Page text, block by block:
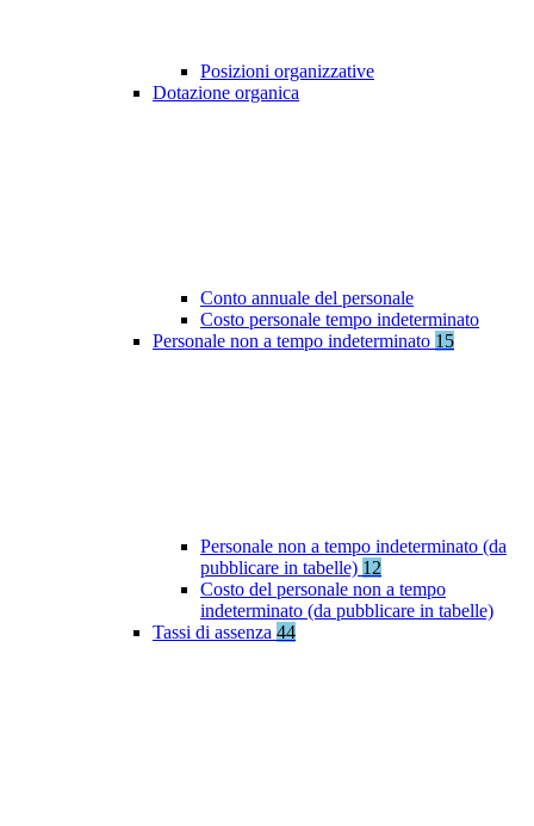
Posizioni organizzative
Dotazione organica
Conto annuale del personale
Costo personale tempo indeterminato
Personale non a tempo indeterminato 15
Personale non a tempo indeterminato (da
pubblicare in tabelle) 12
Costo del personale non a tempo
indeterminato (da pubblicare in tabelle)
Tassi di assenza 44